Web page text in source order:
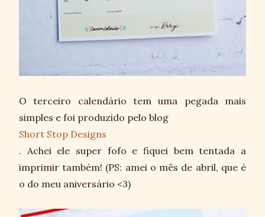
O terceiro calendário tem uma pegada mais
simples e foi produzido pelo blog
Short Stop Designs
. Achei ele super fofo e fiquei bem tentada a
imprimir também! (PS: amei o mês de abril, que é
o do meu aniversário <3)